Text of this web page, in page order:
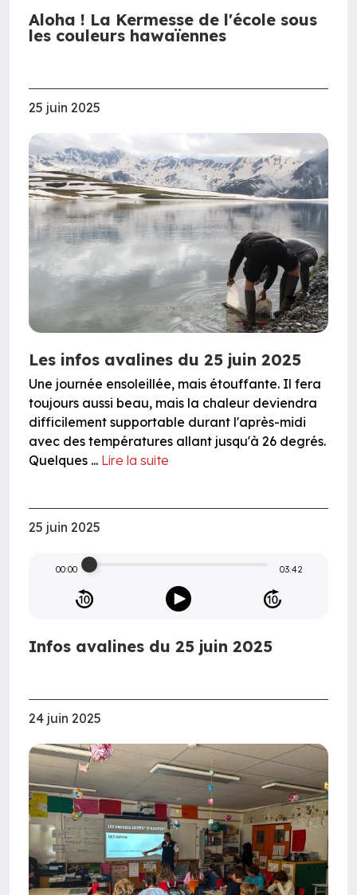
Aloha ! La Kermesse de l'école sous
les couleurs hawaïennes
25 juin 2025
Les infos avalines du 25 juin 2025
Une journée ensoleillée, mais étouffante. Il fera
toujours aussi beau, mais la chaleur deviendra
difficilement supportable durant l'après-midi
avec des températures allant jusqu'à 26 degrés.
Quelques ... Lire la suite
25 juin 2025
00:00 03:42
Infos avalines du 25 juin 2025
24 juin 2025